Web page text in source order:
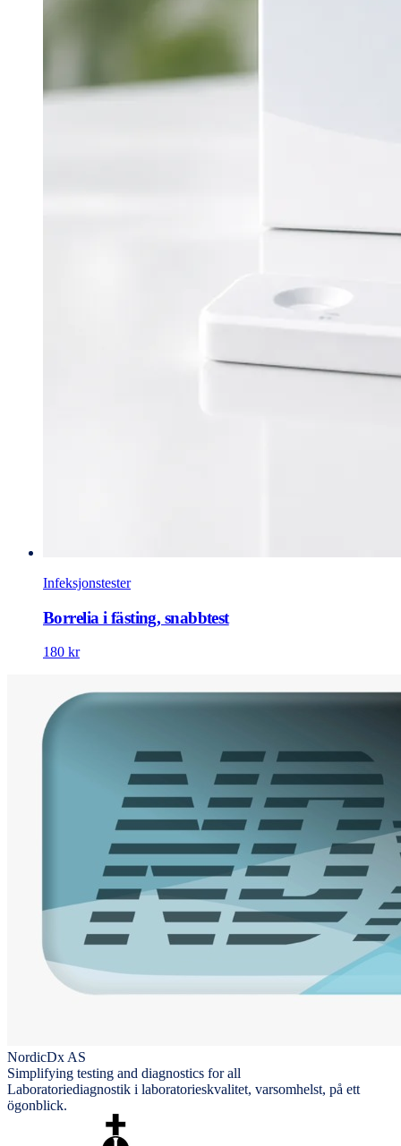
Infeksjonstester
Borrelia i fästing, snabbtest
180 kr
NordicDx AS
Simplifying testing and diagnostics for all
Laboratoriediagnostik i laboratorieskvalitet, varsomhelst, på ett
ögonblick.